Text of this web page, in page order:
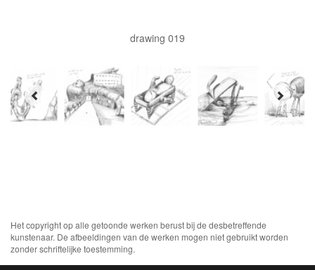
drawing 019
Het copyright op alle getoonde werken berust bij de desbetreffende
kunstenaar. De afbeeldingen van de werken mogen niet gebruikt worden
zonder schriftelijke toestemming.